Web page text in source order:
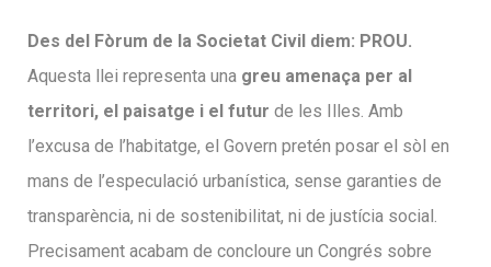
Des del Fòrum de la Societat Civil diem: PROU.
Aquesta llei representa una greu amenaça per al
territori, el paisatge i el futur de les Illes. Amb
l’excusa de l’habitatge, el Govern pretén posar el sòl en
mans de l’especulació urbanística, sense garanties de
transparència, ni de sostenibilitat, ni de justícia social.
Precisament acabam de concloure un Congrés sobre